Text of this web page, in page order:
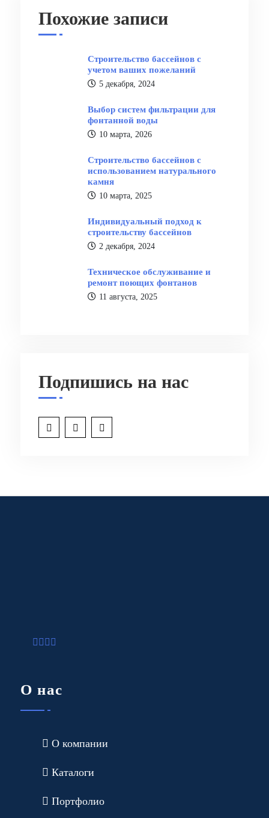
Похожие записи
Строительство бассейнов с
учетом ваших пожеланий
5 декабря, 2024
Выбор систем фильтрации для
фонтанной воды
10 марта, 2026
Строительство бассейнов с
использованием натурального
камня
10 марта, 2025
Индивидуальный подход к
строительству бассейнов
2 декабря, 2024
Техническое обслуживание и
ремонт поющих фонтанов
11 августа, 2025
Подпишись на нас
О нас
О компании
Каталоги
Портфолио